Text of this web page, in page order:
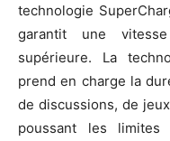
technologie
garantit une
supérieure. La
prend en charge la
de discussions, de
poussant les